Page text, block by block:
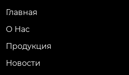
Главная
О Hас
Продукция
Новости